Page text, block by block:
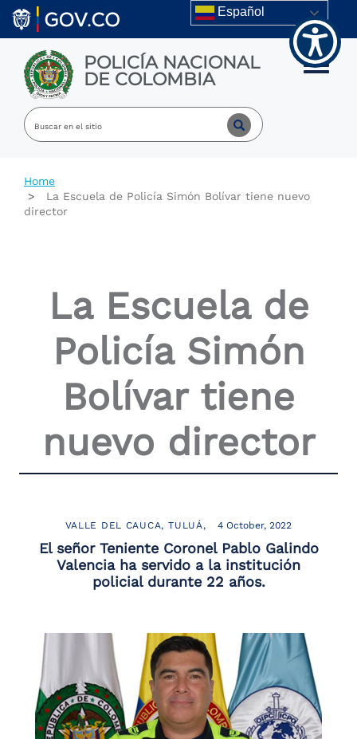
Skip to main content Español
POLICÍA NACIONAL
DE COLOMBIA Toggle
Home
La Escuela de Policía Simón Bolívar tiene nuevo
director
La Escuela de
Policía Simón
Bolívar tiene
nuevo director
VALLE DEL CAUCA TULUÁ 4 October, 2022
El señor Teniente Coronel Pablo Galindo
Valencia ha servido a la institución
policial durante 22 años.